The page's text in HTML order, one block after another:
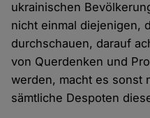
ukrainischen
nicht einmal diejenigen,
durchschauen, darauf
von Querdenken und
werden, macht es sonst
sämtliche Despoten